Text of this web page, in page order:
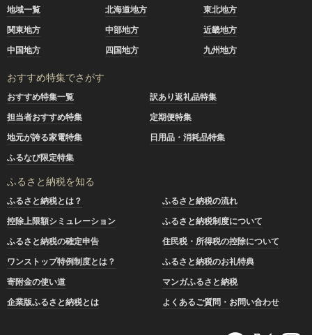
地域一覧 北海道地方
東北地方
関東地方
中部地方
近畿地方
中国地方
四国地方 九州地方
おすすめ特集でさがす
おすすめ特集一覧
訳あり返礼品特集
担当者おすすめ特集
定期便特集
地元が誇る家電特集
日用品・消耗品特集
ふるなび限定特集
ふるさと納税を知る
ふるさと納税とは？
ふるさと納税の流れ
控除上限額シミュレーション
ふるさと納税制度について
ふるさと納税の確定申告
住民税・所得税の控除について
ワンストップ特例制度とは？
ふるさと納税のお礼特典
寄附金の使い道
マンガふるさと納税
企業版ふるさと納税とは
よくあるご質問・お問い合わせ